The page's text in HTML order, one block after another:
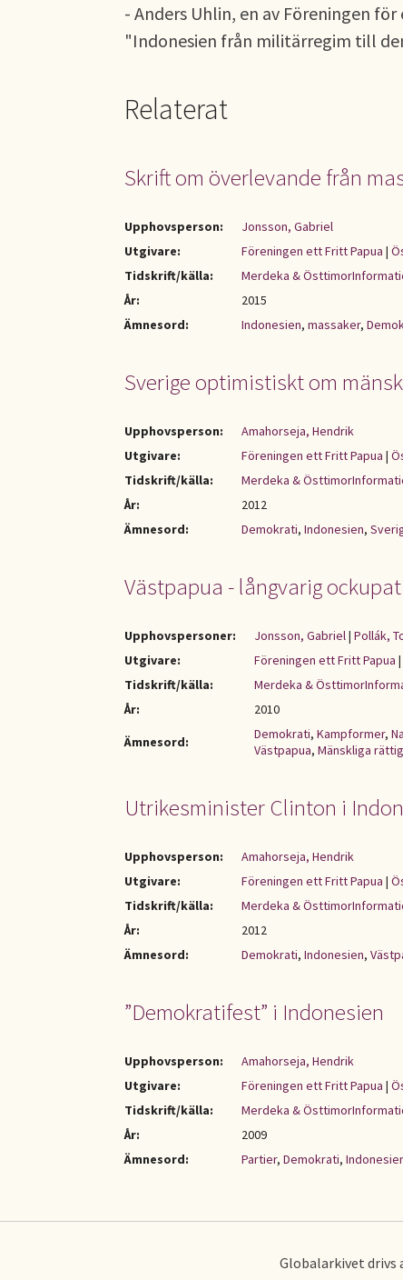
- Anders Uhlin, en av Föreningen
"Indonesien från militärregim till
Relaterat
Skrift om överlevande från
Upphovsperson:
Jonsson, Gabriel
Utgivare:
Föreningen ett Fritt Papua |
Tidskrift/källa:
Merdeka &
År:
2015
Ämnesord:
Indonesien, massaker,
Sverige optimistiskt om
Upphovsperson:
Amahorseja, Hendrik
Utgivare:
Föreningen ett Fritt Papua |
Tidskrift/källa:
Merdeka &
År:
2012
Ämnesord:
Demokrati, Indonesien,
Västpapua - långvarig
Upphovspersoner: Jonsson, Gabriel| Pollák,
Utgivare:
Föreningen ett Fritt Papua |
Tidskrift/källa:
Merdeka &
År:
2010
Ämnesord:
Demokrati, Kampformer,
Västpapua, Mänskliga
Utrikesminister Clinton i
Upphovsperson:
Amahorseja, Hendrik
Utgivare:
Föreningen ett Fritt Papua |
Tidskrift/källa:
Merdeka &
År:
2012
Ämnesord:
Demokrati, Indonesien,
”Demokratifest” i Indonesien
Upphovsperson:
Amahorseja, Hendrik
Utgivare:
Föreningen ett Fritt Papua |
Tidskrift/källa:
Merdeka &
År:
2009
Ämnesord:
Partier, Demokrati,
Globalarkivet drivs